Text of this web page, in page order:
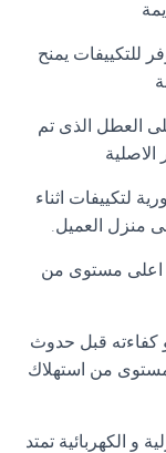
للتكييفات يمنح
العطل الذى تم
لتكييفات اثناء
منزل العميل.
اعلى مستوى من
كفاءته قبل حدوث
من استهلاك
و الكهربائية تمتد